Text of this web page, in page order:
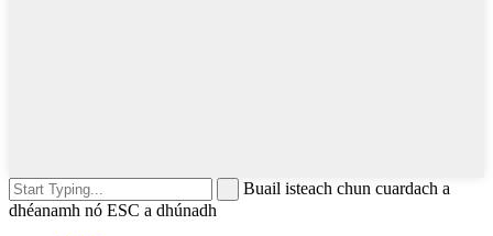
Buail isteach chun cuardach a
dhéanamh nó ESC a dhúnadh